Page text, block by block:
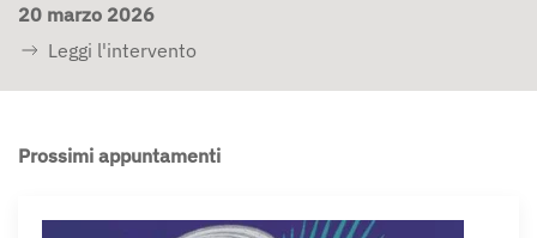
20 marzo 2026
Leggi l'intervento
Prossimi appuntamenti